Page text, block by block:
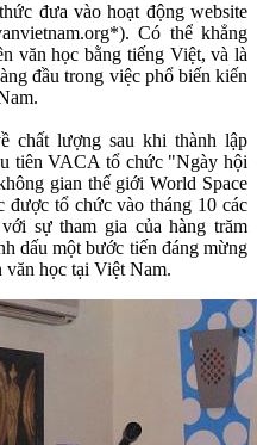
đưa vào hoạt động website
Có thể khẳng
văn học bằng tiếng Việt, và là
đầu trong việc phổ biến kiến
chất lượng sau khi thành lập
tiên VACA tổ chức "Ngày hội
gian thế giới World Space
được tổ chức vào tháng 10 các
sự tham gia của hàng trăm
dấu một bước tiến đáng mừng
văn học tại Việt Nam.